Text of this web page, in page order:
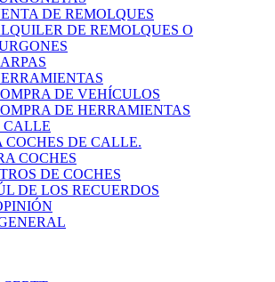
DE REMOLQUES
DE REMOLQUES O
DE VEHÍCULOS
DE HERRAMIENTAS
CALLE
COCHES DE CALLE.
COCHES
DE COCHES
DE LOS RECUERDOS